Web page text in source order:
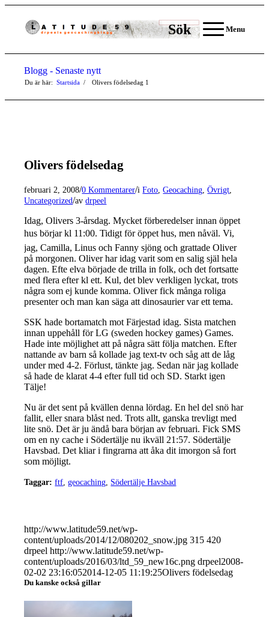
Sök Menu
Blogg - Senaste nytt
Du är här: Startsida 1
/ Olivers födelsedag
Olivers födelsedag
februari 2, 2008/0 Kommentarer/iFoto ,Geocaching ,Övrigt
Uncategorized/avdrpeel
Idag, Olivers 3-årsdag. Mycket förberedelser innan öppet
hus börjar kl 11:00. Tidigt för öppet hus, men nåväl. Vi,
jag, Camilla, Linus och Fanny sjöng och grattade Oliver
på morgonen. Oliver har idag varit som en salig själ hela
dagen. Efte elva började de trilla in folk, och det fortsatte
med flera efter kl ett. Kul, det blev verkligen lyckat, trots
några som ej kunde komma. Oliver fick många roliga
presenter och man kan säga att dinosaurier var ett tema.
SSK hade bortamatch mot Färjestad idag. Sista matchen
innan uppehåll för LG (sweden hockey games) Games.
Hade inte möjlighet att på några sätt följa matchen. Efter
nattande av barn så kollade jag text-tv och såg att de låg
under med 4-2. Förlust, tänkte jag. Sedan när jag kollade
så hade de klarat 4-4 efter full tid och SD. Starkt igen
Tälje!
Nu är det sent på kvällen denna lördag. En hel del snö har
fallit, eller snara blåst ned. Trots allt, ganska trevligt med
lite snö. Det är ju ändå bara början av februari. Fick SMS
om en ny cache i Södertälje nu ikväll 21:57. Södertälje
Havsbad. Det kliar i fingrarna att åka dit imorgon så fort
som möjligt.
Taggar: ftf ,geocaching Södertälje Havsbad
http://www.latitude59.net/wp-
content/uploads/2014/12/080202_snow.jpg 315 420
drpeel http://www.latitude59.net/wp-
content/uploads/2016/03/ltd_59_new16c.png drpeel2008-
02-02 23:16:052014-12-05 11:19:25Olivers födelsedag
Du kanske också gillar